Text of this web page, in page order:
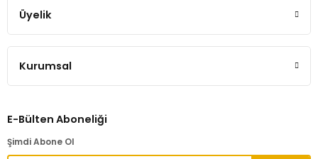
Üyelik
Kurumsal
E-Bülten Aboneliği
Şimdi Abone Ol